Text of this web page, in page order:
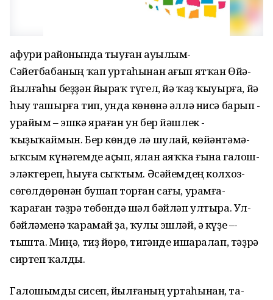
Ғафури­ районында ­тыуған ­ауылым­
Сәйетбабаның­ ҡап­ уртаһынан­ ағып­ ятҡан­ Өйә­
йылғаһы­ беҙҙән ­йыраҡ­ түгел,­ йә­ ҡаҙ ­ҡыуырға, ­йә
­һыу­ ташырға ­тип, ­унда ­көнөнә ­әллә­ нисә ­барып ­
урайым­ –­ эшкә ­яраған ­ун­ бер­ йәшлек ­
ҡыҙыҡаймын.­ Бер­ көндө­ лә­ шулай,­ көйәнтәмә­
ыҡсым­ күнәгемде­ аҫып,­ ялан­ аяҡҡа­ ғына­ галош­
эләктереп,­ һыуға­ сыҡ­тым.­ Әсәйемдең­ колхоз­
сөгөлдөрөнән ­бушап­ торған­ сағы,­ урамға­
ҡараған­ тәҙрә ­төбөндә­ шәл­ бәйләп­ ултыра.­ Ул­
бәйләменә­ ҡарамай­ ҙа,­ ҡулы­ эшләй,­ ә ­күҙе ­–­
тышта.­ Миңә,­ тиҙ йөрө,­ тигәнде­ ишаралап,­ тәҙрә
­сиртеп­ ҡалды.
Галошымды ­сисеп,­ йылғаның ­уртаһынан,­ та­